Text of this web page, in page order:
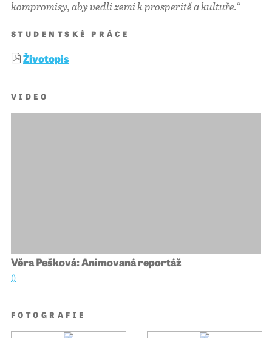
kompromisy, aby vedli zemi k prosperitě a kultuře.“
STUDENTSKÉ PRÁCE
Životopis
VIDEO
Věra Pešková: Animovaná reportáž
()
FOTOGRAFIE